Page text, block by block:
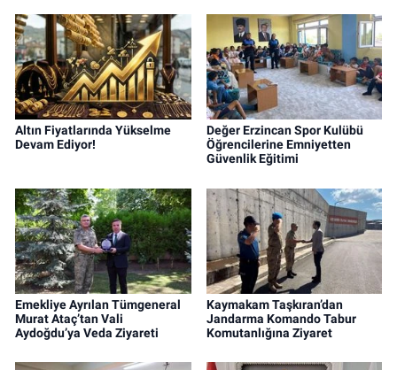
Altın Fiyatlarında Yükselme
Devam Ediyor!
Değer Erzincan Spor Kulübü
Öğrencilerine Emniyetten
Güvenlik Eğitimi
Emekliye Ayrılan Tümgeneral
Murat Ataç’tan Vali
Aydoğdu’ya Veda Ziyareti
Kaymakam Taşkıran’dan
Jandarma Komando Tabur
Komutanlığına Ziyaret